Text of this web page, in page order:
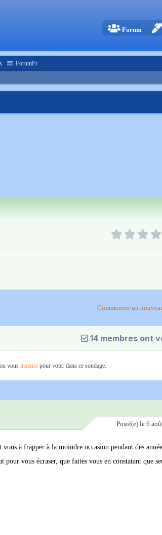
Forum
ForumFr
Commencer un
14 membres ont
ou vous inscrire pour voter dans ce sondage.
Posté(e) le 6
à frapper à la moindre occasion pendant des
vous écraser, que faites vous en constatant que